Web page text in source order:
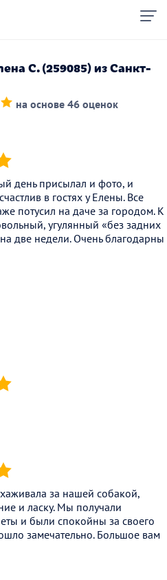
С. (259085) из Санкт-
на основе 46 оценок
день присылал и фото, и
в гостях у Елены. Все
потусил на даче за городом. К
угулянный «без задних
две недели. Очень благодарны
за нашей собакой,
и ласку. Мы получали
и были спокойны за своего
замечательно. Большое вам